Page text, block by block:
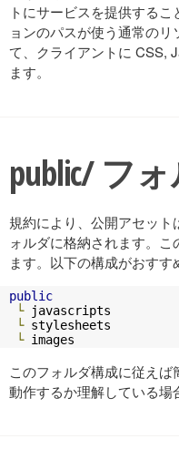
トにサービスを提供する
ョンのパスが使う通常の
て、クライアントに CSS,
ます。
public/ フ
規約により、公開アセッ
ォルダに格納されます。
ます。以下の構成がおすす
public
└ javascripts
└ stylesheets
└ images
このフォルダ構成に従え
動作するか理解している場